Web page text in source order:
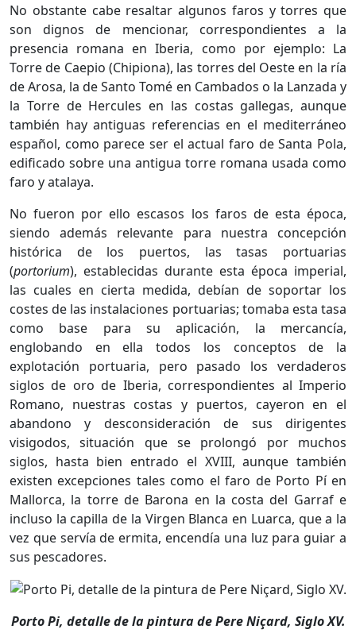
No obstante cabe resaltar algunos faros y torres que
son dignos de mencionar, correspondientes a la
presencia romana en Iberia, como por ejemplo: La
Torre de Caepio (Chipiona), las torres del Oeste en la ría
de Arosa, la de Santo Tomé en Cambados o la Lanzada y
la Torre de Hercules en las costas gallegas, aunque
también hay antiguas referencias en el mediterráneo
español, como parece ser el actual faro de Santa Pola,
edificado sobre una antigua torre romana usada como
faro y atalaya.
No fueron por ello escasos los faros de esta época,
siendo además relevante para nuestra concepción
histórica de los puertos, las tasas portuarias
(portorium), establecidas durante esta época imperial,
las cuales en cierta medida, debían de soportar los
costes de las instalaciones portuarias; tomaba esta tasa
como base para su aplicación, la mercancía,
englobando en ella todos los conceptos de la
explotación portuaria, pero pasado los verdaderos
siglos de oro de Iberia, correspondientes al Imperio
Romano, nuestras costas y puertos, cayeron en el
abandono y desconsideración de sus dirigentes
visigodos, situación que se prolongó por muchos
siglos, hasta bien entrado el XVIII, aunque también
existen excepciones tales como el faro de Porto Pí en
Mallorca, la torre de Barona en la costa del Garraf e
incluso la capilla de la Virgen Blanca en Luarca, que a la
vez que servía de ermita, encendía una luz para guiar a
sus pescadores.
Porto Pi, detalle de la pintura de Pere Niçard, Siglo XV.